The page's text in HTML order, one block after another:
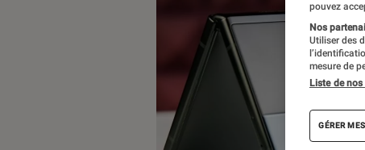
pouvez
Nos
Utiliser des
mesure de
Liste de
GÉRER